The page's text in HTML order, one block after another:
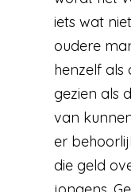
iets wat
oudere
henzelf als
gezien als
van
er
die geld